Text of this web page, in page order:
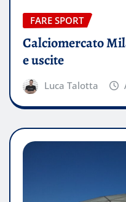
FARE SPORT
Calciomercato
e uscite
Luca Talotta